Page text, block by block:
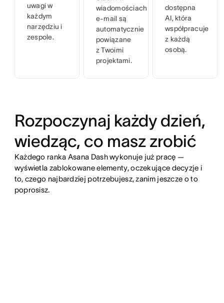
uwagi w
każdym
narzędziu i
zespole.
wiadomościach
e-mail są
automatycznie
powiązane
z Twoimi
projektami.
dostępna
AI, która
współpracuje
z każdą
osobą.
Rozpoczynaj każdy dzień,
wiedząc, co masz zrobić
Każdego ranka Asana Dash wykonuje już pracę —
wyświetla zablokowane elementy, oczekujące decyzje i
to, czego najbardziej potrzebujesz, zanim jeszcze o to
poprosisz.